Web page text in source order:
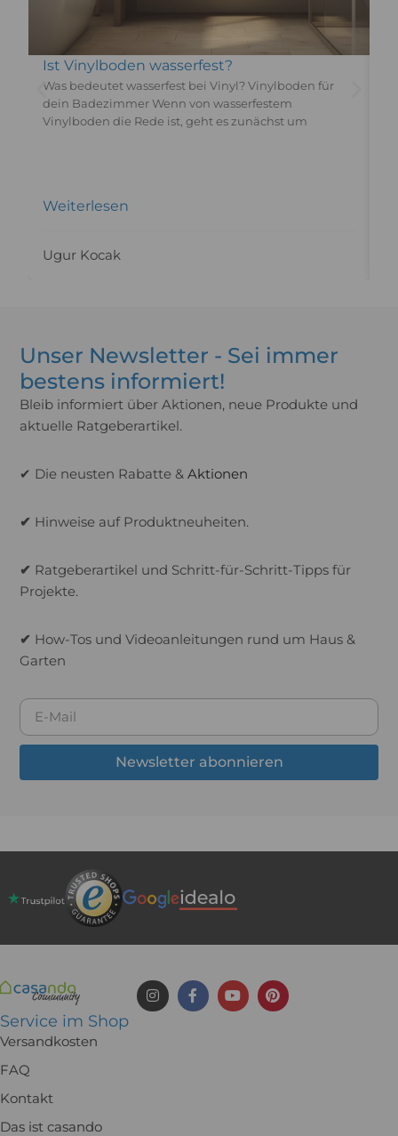
Ist Vinylboden wasserfest?
Was bedeutet wasserfest bei Vinyl? Vinylboden für
dein Badezimmer Wenn von wasserfestem
Vinylboden die Rede ist, geht es zunächst um
Weiterlesen
Ugur Kocak
Unser Newsletter - Sei immer
bestens informiert!
Bleib informiert über Aktionen, neue Produkte und
aktuelle Ratgeberartikel.
✔ Die neusten Rabatte &Aktionen
✔ Hinweise auf Produktneuheiten.
✔ Ratgeberartikel und Schritt-für-Schritt-Tipps für
Projekte.
✔ How-Tos und Videoanleitungen rund um Haus &
Garten
Newsletter abonnieren
Service im Shop
Versandkosten
FAQ
Kontakt
Das ist casando